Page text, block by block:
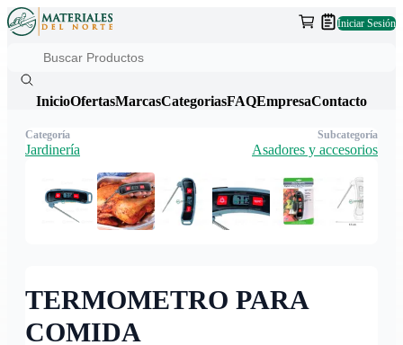
Iniciar Sesión
InicioOfertasMarcasCategoriasFAQEmpresaContacto
TERMOMETRO PARA
COMIDA
Categoría
Jardinería
Subcategoría
Asadores y accesorios